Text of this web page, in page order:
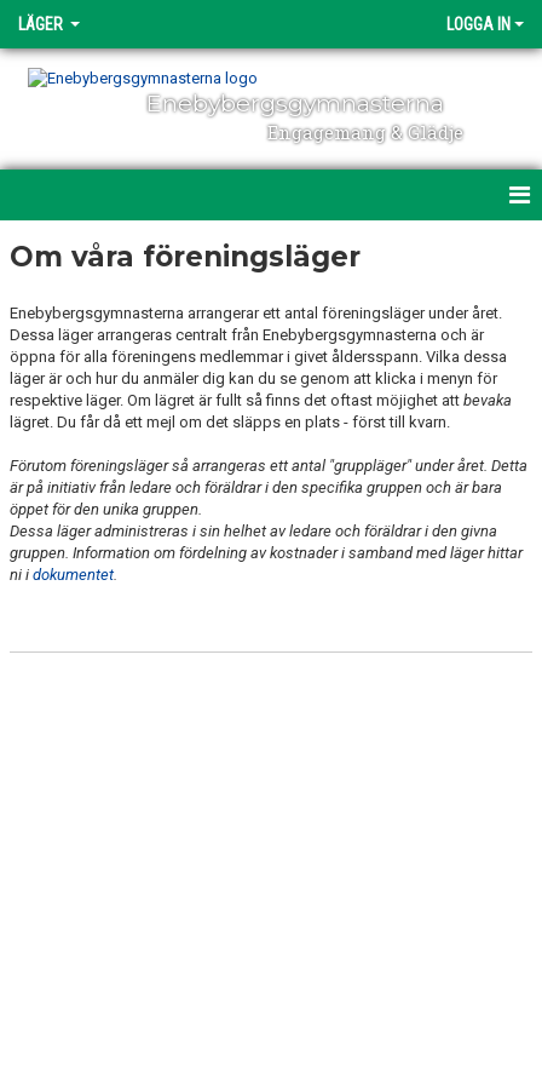
LÄGER LOGGA IN
Enebybergsgymnasterna
Engagemang & Glädje
OM VÅRA FÖRENINGSLÄGER
JANUARILÄGER
SPORTLOVSLÄGER
SOMMARLÄGER
KATRINEHOLM
Om våra föreningsläger
Enebybergsgymnasterna arrangerar ett antal föreningsläger under året.
Dessa läger arrangeras centralt från Enebybergsgymnasterna och är
öppna för alla föreningens medlemmar i givet åldersspann. Vilka dessa
läger är och hur du anmäler dig kan du se genom att klicka i menyn för
respektive läger. Om lägret är fullt så finns det oftast möjighet att bevaka
lägret. Du får då ett mejl om det släpps en plats - först till kvarn.
Förutom föreningsläger så arrangeras ett antal "gruppläger" under året. Detta
är på initiativ från ledare och föräldrar i den specifika gruppen och är bara
öppet för den unika gruppen.
Dessa läger administreras i sin helhet av ledare och föräldrar i den givna
gruppen. Information om fördelning av kostnader i samband med läger hittar
ni i dokumentet.